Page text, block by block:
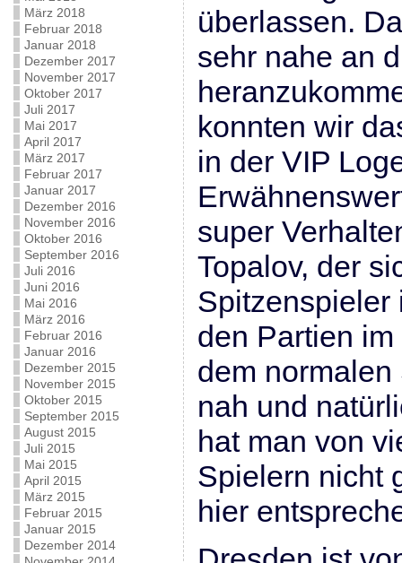
März 2018
Februar 2018
Januar 2018
Dezember 2017
November 2017
Oktober 2017
Juli 2017
Mai 2017
April 2017
März 2017
Februar 2017
Januar 2017
Dezember 2016
November 2016
Oktober 2016
September 2016
Juli 2016
Juni 2016
Mai 2016
März 2016
Februar 2016
Januar 2016
Dezember 2015
November 2015
Oktober 2015
September 2015
August 2015
Juli 2015
Mai 2015
April 2015
März 2015
Februar 2015
Januar 2015
Dezember 2014
überlassen.
sehr nahe an
konnten wir
in der VIP
super
Topalov, der
Spitzenspieler
den Partien
dem
nah und
hat man von
Spielern nicht
hier